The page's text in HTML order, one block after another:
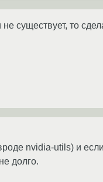
существует, то
nvidia-utils) и
долго.